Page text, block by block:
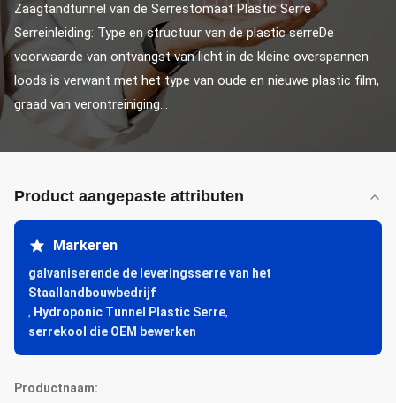
Zaagtandtunnel van de Serrestomaat Plastic Serre
Serreinleiding: Type en structuur van de plastic serreDe
voorwaarde van ontvangst van licht in de kleine overspannen
loods is verwant met het type van oude en nieuwe plastic film,
graad van verontreiniging...
Product aangepaste attributen
Markeren
galvaniserende de leveringsserre van het
Staallandbouwbedrijf
, Hydroponic Tunnel Plastic Serre,
serrekool die OEM bewerken
Productnaam: